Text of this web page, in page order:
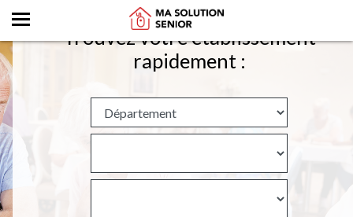
Trouvez votre établissement
rapidement :